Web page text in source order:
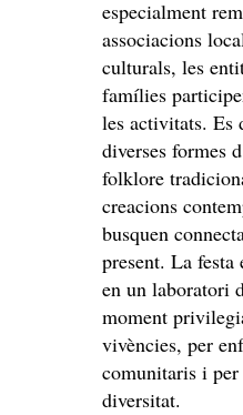
especialment
associacions
culturals, les
famílies
les activitats. Es
diverses formes
folklore
creacions
busquen
present. La
en un laboratori
moment
vivències, per
comunitaris i
diversitat.